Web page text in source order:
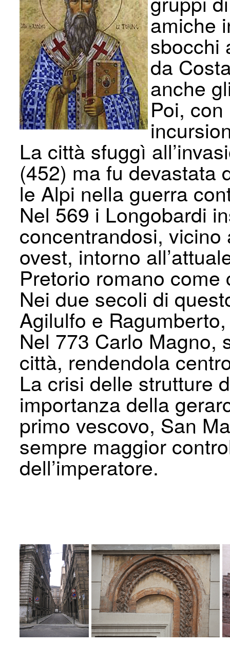
amiche
sbocchi
da
anche
Poi,
La città sfuggì
(452) ma fu devastata
le Alpi nella guerra
Nel 569 i Longobardi
concentrandosi,
ovest, intorno
Pretorio romano come
Nei due secoli di
Agilulfo e
Nel 773 Carlo Magno,
città, rendendola
La crisi delle strutture
importanza della
primo vescovo, San
sempre maggior
dell’imperatore.